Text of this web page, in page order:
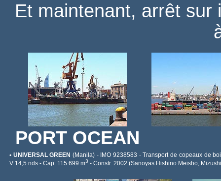
Et maintenant, arrêt sur
PORT OCEAN
• UNIVERSAL GREEN (Manila) - IMO 9238583 - Transport de copeaux de
V 14,5 nds - Cap. 115 699 m3 - Constr. 2002 (Sanoyas Hishino Meisho,